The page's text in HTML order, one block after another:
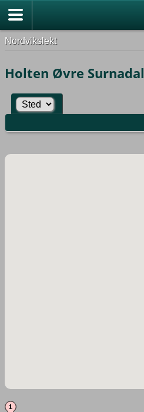
Nordvikslekt
Holten Øvre Surnadal